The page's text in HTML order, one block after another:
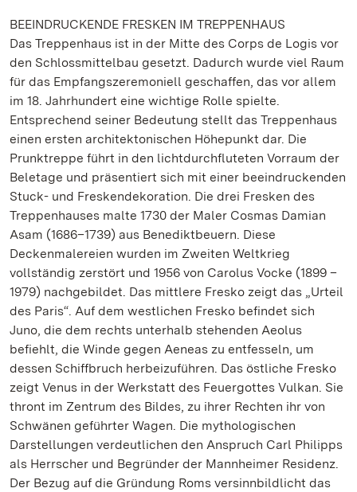
BEEINDRUCKENDE FRESKEN IM TREPPENHAUS
Das Treppenhaus ist in der Mitte des Corps de Logis vor
den Schlossmittelbau gesetzt. Dadurch wurde viel Raum
für das Empfangszeremoniell geschaffen, das vor allem
im 18. Jahrhundert eine wichtige Rolle spielte.
Entsprechend seiner Bedeutung stellt das Treppenhaus
einen ersten architektonischen Höhepunkt dar. Die
Prunktreppe führt in den lichtdurchfluteten Vorraum der
Beletage und präsentiert sich mit einer beeindruckenden
Stuck- und Freskendekoration. Die drei Fresken des
Treppenhauses malte 1730 der Maler Cosmas Damian
Asam (1686–1739) aus Benediktbeuern. Diese
Deckenmalereien wurden im Zweiten Weltkrieg
vollständig zerstört und 1956 von Carolus Vocke (1899 –
1979) nachgebildet. Das mittlere Fresko zeigt das „Urteil
des Paris“. Auf dem westlichen Fresko befindet sich
Juno, die dem rechts unterhalb stehenden Aeolus
befiehlt, die Winde gegen Aeneas zu entfesseln, um
dessen Schiffbruch herbeizuführen. Das östliche Fresko
zeigt Venus in der Werkstatt des Feuergottes Vulkan. Sie
thront im Zentrum des Bildes, zu ihrer Rechten ihr von
Schwänen geführter Wagen. Die mythologischen
Darstellungen verdeutlichen den Anspruch Carl Philipps
als Herrscher und Begründer der Mannheimer Residenz.
Der Bezug auf die Gründung Roms versinnbildlicht das